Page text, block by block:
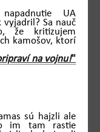
UA
vyjadril? Sa nauč
že kritizujem
kamošov, ktorí
na vojnu!"
sú hajzli ale
im tam rastie